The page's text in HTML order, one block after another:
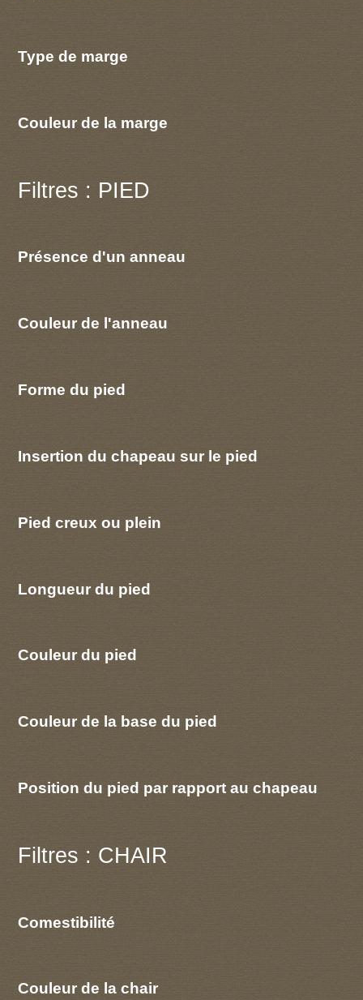
Type de marge
Couleur de la marge
Filtres : PIED
Présence d'un anneau
Couleur de l'anneau
Forme du pied
Insertion du chapeau sur le pied
Pied creux ou plein
Longueur du pied
Couleur du pied
Couleur de la base du pied
Position du pied par rapport au chapeau
Filtres : CHAIR
Comestibilité
Couleur de la chair